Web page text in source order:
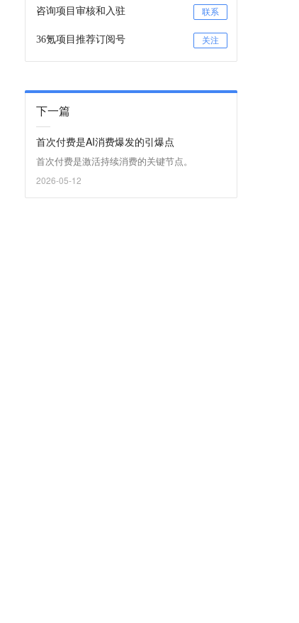
咨询项目审核和入驻 联系
36氪项目推荐订阅号 关注
下一篇
首次付费是AI消费爆发的引爆点
首次付费是激活持续消费的关键节点。
2026-05-12